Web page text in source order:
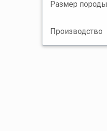
Размер породы
Производство